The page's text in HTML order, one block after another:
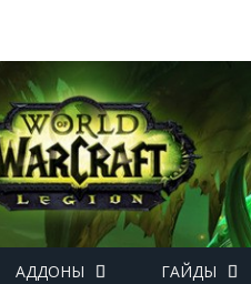
АДДОНЫ ГАЙДЫ